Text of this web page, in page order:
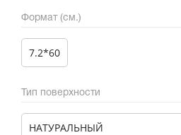
Формат (см.)
7.2*60
Тип поверхности
НАТУРАЛЬНЫЙ